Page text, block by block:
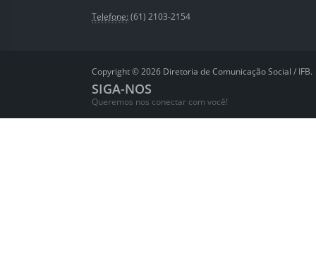
Telefone: (61) 2103-2154
Copyright © 2026 Diretoria de Comunicação Social / IFB.
SIGA-NOS
Queremos nos conectar com você!